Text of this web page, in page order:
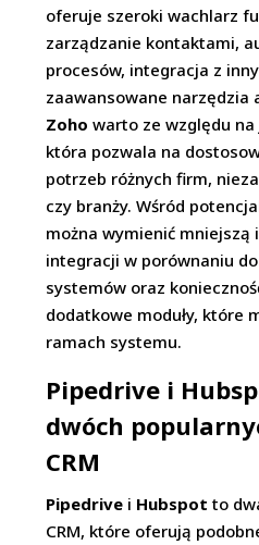
oferuje szeroki wachlarz
zarządzanie kontaktami,
procesów, integracja z
zaawansowane narzędzia
Zoho warto ze względu
która pozwala na
potrzeb różnych firm,
czy branży. Wśród
można wymienić mniejszą
integracji w porównaniu
systemów oraz
dodatkowe moduły, które
ramach systemu.
Pipedrive i
dwóch
CRM
Pipedrive i Hubspot to
CRM, które oferują